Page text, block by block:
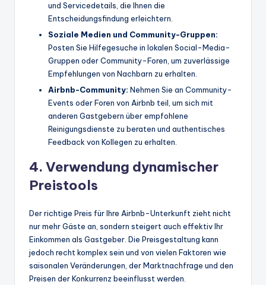
und Servicedetails, die Ihnen die
Entscheidungsfindung erleichtern.
Soziale Medien und Community-Gruppen:
Posten Sie Hilfegesuche in lokalen Social-Media-
Gruppen oder Community-Foren, um zuverlässige
Empfehlungen von Nachbarn zu erhalten.
Airbnb-Community: Nehmen Sie an Community-
Events oder Foren von Airbnb teil, um sich mit
anderen Gastgebern über empfohlene
Reinigungsdienste zu beraten und authentisches
Feedback von Kollegen zu erhalten.
4. Verwendung dynamischer
Preistools
Der richtige Preis für Ihre Airbnb-Unterkunft zieht nicht
nur mehr Gäste an, sondern steigert auch effektiv Ihr
Einkommen als Gastgeber. Die Preisgestaltung kann
jedoch recht komplex sein und von vielen Faktoren wie
saisonalen Veränderungen, der Marktnachfrage und den
Preisen der Konkurrenz beeinflusst werden.